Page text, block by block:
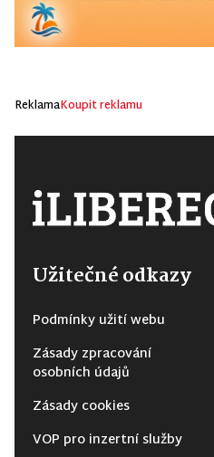
ReklamaKoupit reklamu
Užitečné odkazy
Podmínky užití webu
Zásady zpracování
osobních údajů
Zásady cookies
VOP pro inzertní služby